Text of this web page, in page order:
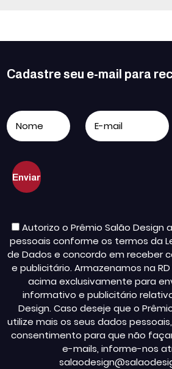
Cadastre seu e-mail para
Autorizo o Prêmio Salão Design
pessoais conforme os termos da
de Dados e concordo em receber
e publicitário. Armazenamos na
acima exclusivamente para
informativo e publicitário
Design. Caso deseje que o
utilize mais os seus dados
consentimento para que não
e-mails, informe-nos